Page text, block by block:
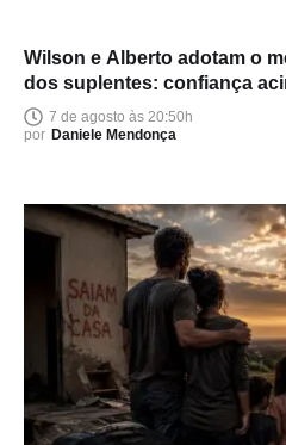
Wilson e Alberto adotam o
dos suplentes: confiança
política
7 de agosto às 20:50h
por Daniele Mendonça